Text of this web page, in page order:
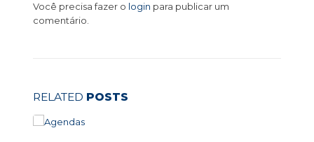
Você precisa fazer o login para publicar um
comentário.
RELATED POSTS